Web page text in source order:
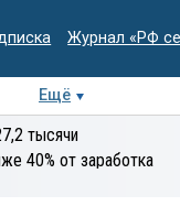
Журнал «РФ
Ещё
тысячи
40% от заработка